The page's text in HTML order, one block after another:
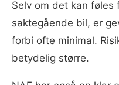
Selv om det kan føles
saktegående bil, er
forbi ofte minimal.
betydelig større.